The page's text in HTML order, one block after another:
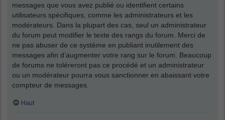
messages que vous avez publié ou identifient certains
utilisateurs spécifiques, comme les administrateurs et les
modérateurs. Dans la plupart des cas, seul un administrateur
du forum peut modifier le texte des rangs du forum. Merci de
ne pas abuser de ce système en publiant inutilement des
messages afin d’augmenter votre rang sur le forum. Beaucoup
de forums ne toléreront pas ce procédé et un administrateur
ou un modérateur pourra vous sanctionner en abaissant votre
compteur de messages.
Haut